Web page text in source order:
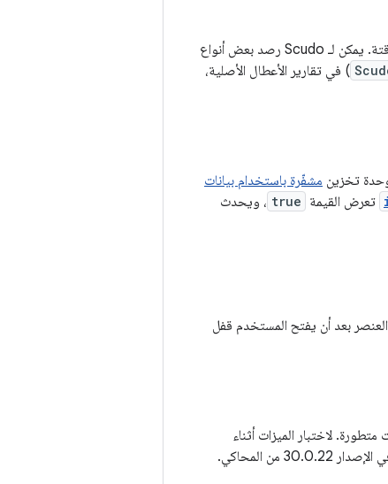
لخدمة عمليات تخصيص الذاكرة المؤقتة. يمكن لـ Scudo رصد بعض أنواع
) في تقارير الأعطال الأصلية،
مشفّرة باستخدام بيانات
تعرض القيمة true ، ويحدث
بعد أن يفتح المستخدم قفل
لاختبار الميزات أثناء
. تمت إضافة الوظيفة الجديدة في الإصدار 30.0.22 من المحاكي.